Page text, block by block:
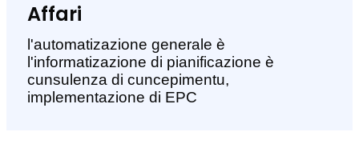
Affari
l'automatizazione generale è
l'informatizazione di pianificazione è
cunsulenza di cuncepimentu,
implementazione di EPC